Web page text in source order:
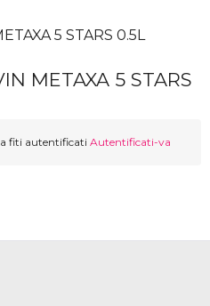
5 STARS 0.5L
METAXA 5 STARS
fiti autentificati Autentificati-va